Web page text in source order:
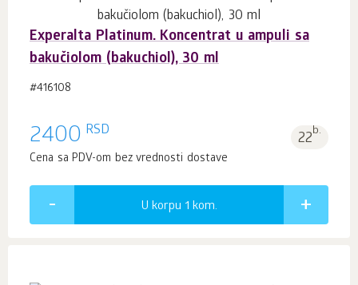
Experalta Platinum. Koncentrat u ampuli sa
bakučiolom (bakuchiol), 30 ml
#416108
2400 RSD 22b.
Cena sa PDV-om bez vrednosti dostave
U korpu 1 kom.